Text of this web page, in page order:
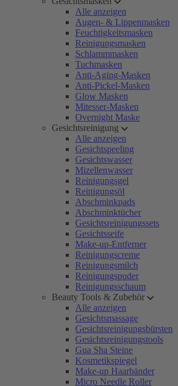
Alle anzeigen
Augen- & Lippenmasken
Feuchtigkeitsmasken
Reinigungsmasken
Schlammmasken
Tuchmasken
Anti-Aging-Masken
Anti-Pickel-Masken
Glow Masken
Mitesser-Masken
Overnight Maske
Gesichtsreinigung
Alle anzeigen
Gesichtspeeling
Gesichtswasser
Mizellenwasser
Reinigungsgel
Reinigungsöl
Abschminkpads
Abschminktücher
Gesichtsreinigungssets
Gesichtsseife
Make-up-Entferner
Reinigungscreme
Reinigungsmilch
Reinigungspuder
Reinigungsschaum
Beauty Tools & Zubehör
Alle anzeigen
Gesichtsmassage
Gesichtsreinigungsbürsten
Gesichtsreinigungstools
Gua Sha Steine
Kosmetikspiegel
Make-up Haarbänder
Micro Needle Roller